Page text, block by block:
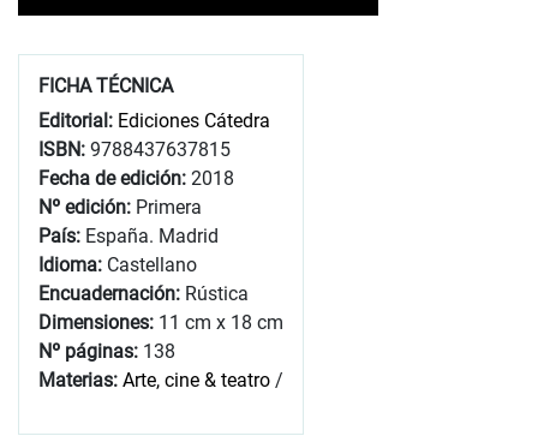
FICHA TÉCNICA
Editorial: Ediciones Cátedra
ISBN: 9788437637815
Fecha de edición: 2018
Nº edición: Primera
País: España. Madrid
Idioma: Castellano
Encuadernación: Rústica
Dimensiones: 11 cm x 18 cm
Nº páginas: 138
Materias: Arte, cine & teatro /